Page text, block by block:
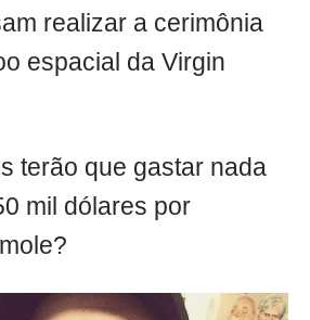
realizar a cerimônia
espacial da Virgin
terão que gastar nada
mil dólares por